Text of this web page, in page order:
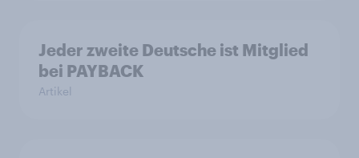
Jeder zweite Deutsche ist Mitglied
bei PAYBACK
Artikel